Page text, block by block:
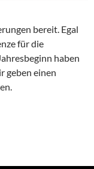
bereit. Egal
für die
haben
geben einen
2020